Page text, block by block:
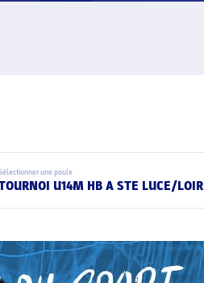
une poule
U14M HB A STE LUCE/